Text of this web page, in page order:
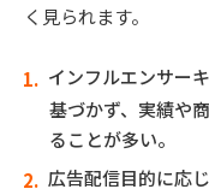
く見られます。
インフルエンサー
基づかず、実績や
ることが多い。
広告配信目的に応